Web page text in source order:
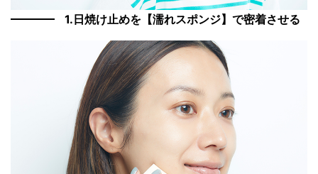
1.日焼け止めを【濡れスポンジ】で密着させる